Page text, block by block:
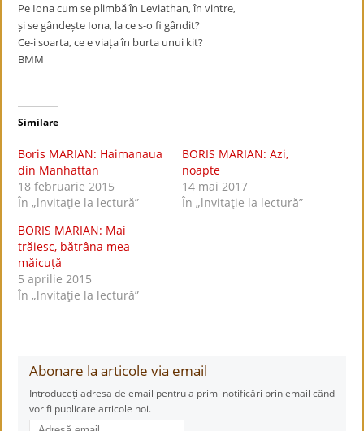
Pe Iona cum se plimbă în Leviathan, în vintre,
și se gândește Iona, la ce s-o fi gândit?
Ce-i soarta, ce e viața în burta unui kit?
BMM
Similare
Boris MARIAN: Haimanaua
din Manhattan
18 februarie 2015
În „lnvitaţie la lectură”
BORIS MARIAN: Azi,
noapte
14 mai 2017
În „lnvitaţie la lectură”
BORIS MARIAN: Mai
trăiesc, bătrâna mea
măicuță
5 aprilie 2015
În „lnvitaţie la lectură”
Abonare la articole via email
Introduceți adresa de email pentru a primi notificări prin email când
vor fi publicate articole noi.
Adresă